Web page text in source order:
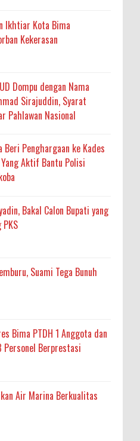
Ikhtiar Kota Bima
Kekerasan
Dompu dengan Nama
Sirajuddin, Syarat
Pahlawan Nasional
Beri Penghargaan ke Kades
Aktif Bantu Polisi
Bakal Calon Bupati yang
Suami Tega Bunuh
Bima PTDH 1 Anggota dan
Personel Berprestasi
Air Marina Berkualitas